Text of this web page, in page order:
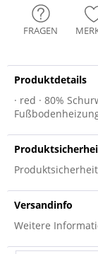
FRAGEN
Produktdetails
· red · 80%
Produktsicherheit
Versandinfo
Weitere